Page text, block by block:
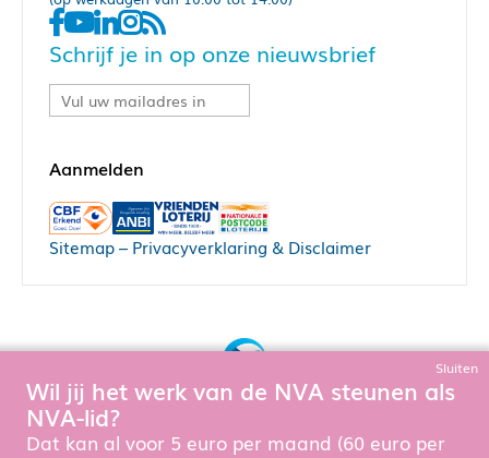
Schrijf je in op onze nieuwsbrief
Sitemap– Privacyverklaring & Disclaimer
Om de website goed te laten functioneren en te verbeteren
Sluiten
Wil jij het werk van de NVA steunen als
NVA-lid?
Dat kan al voor 5 euro per maand (60 euro per